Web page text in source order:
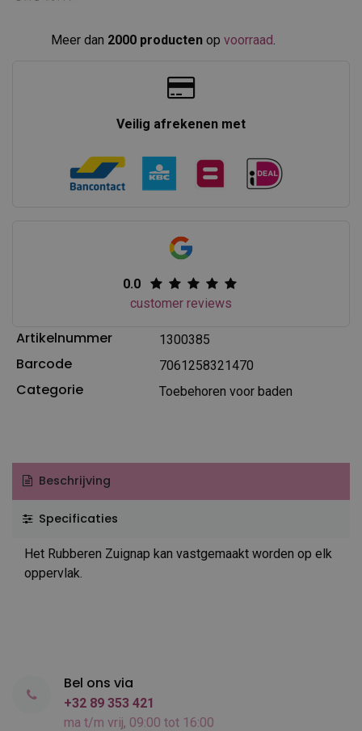
Meer dan 2000 producten op voorraad
Veilig afrekenen met
0.0
customer reviews
Artikelnummer 1300385
Barcode 7061258321470
Categorie Toebehoren voor baden
Beschrijving
Specificaties
Het Rubberen Zuignap kan vastgemaakt worden op elk
oppervlak.
Bel ons via
+32 89 353 421
ma t/m vrij, 09:00 tot 16:00